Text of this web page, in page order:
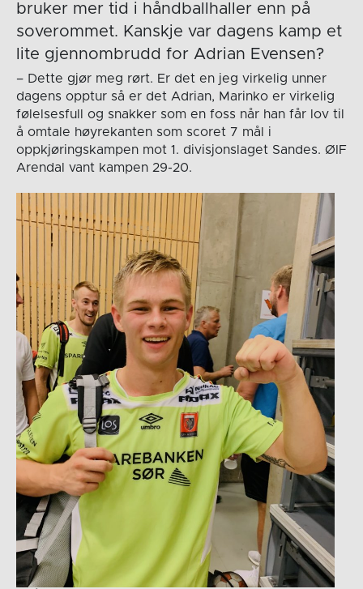
bruker mer tid i håndballhaller enn på
soverommet. Kanskje var dagens kamp et
lite gjennombrudd for Adrian Evensen?
– Dette gjør meg rørt. Er det en jeg virkelig unner
dagens opptur så er det Adrian, Marinko er virkelig
følelsesfull og snakker som en foss når han får lov til
å omtale høyrekanten som scoret 7 mål i
oppkjøringskampen mot 1. divisjonslaget Sandes. ØIF
Arendal vant kampen 29-20.